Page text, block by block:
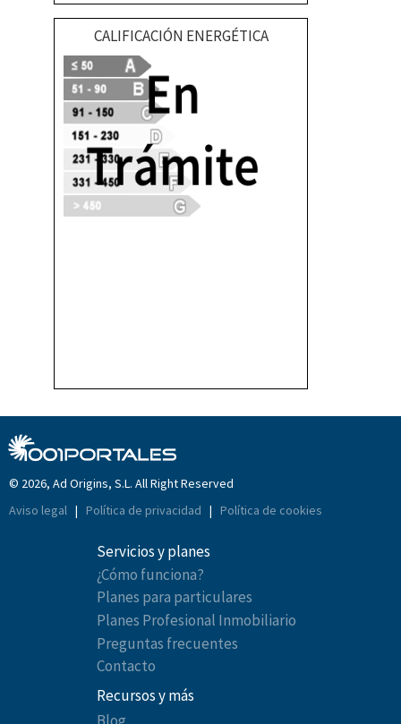
CALIFICACIÓN ENERGÉTICA
© 2026, Ad Origins, S.L. All Right Reserved
Aviso legal | Política de privacidad | Política de cookies
Servicios y planes
¿Cómo funciona?
Planes para particulares
Planes Profesional Inmobiliario
Preguntas frecuentes
Contacto
Recursos y más